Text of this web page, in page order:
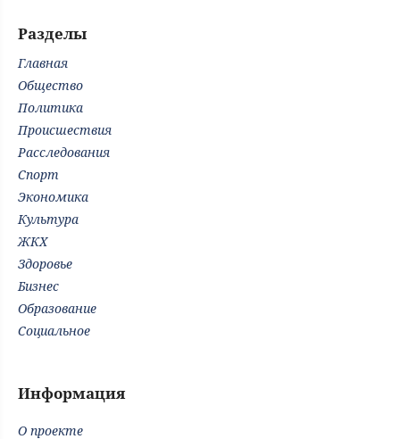
Разделы
Главная
Общество
Политика
Происшествия
Расследования
Спорт
Экономика
Культура
ЖКХ
Здоровье
Бизнес
Образование
Социальное
Информация
О проекте